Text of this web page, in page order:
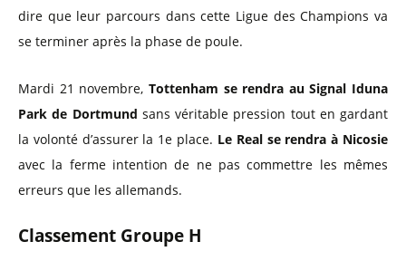
dire que leur parcours dans cette Ligue des Champions va
se terminer après la phase de poule.
Mardi 21 novembre, Tottenham se rendra au Signal Iduna
Park de Dortmund sans véritable pression tout en gardant
la volonté d’assurer la 1e place. Le Real se rendra à Nicosie
avec la ferme intention de ne pas commettre les mêmes
erreurs que les allemands.
Classement Groupe H